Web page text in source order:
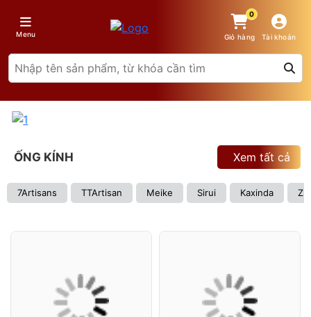
Menu
0
Giỏ hàng Tài khoản
ỐNG KÍNH
7Artisans TTArtisan Meike Sirui Kaxinda
Xem tất cả